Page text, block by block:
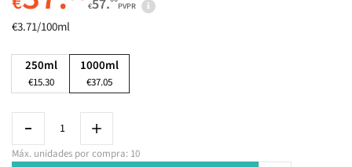
€57. PVPR
€3.71/100ml
250ml
€15.30
1000ml
€37.05
Máx. unidades por compra: 10